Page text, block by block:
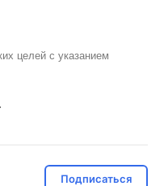
целей с указанием
Подписаться